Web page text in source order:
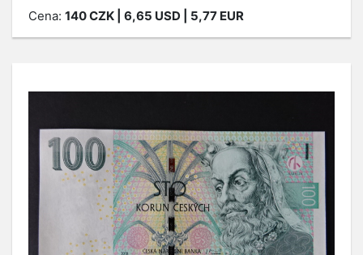
Cena: 140CZK | 6,65 USD | 5,77 EUR